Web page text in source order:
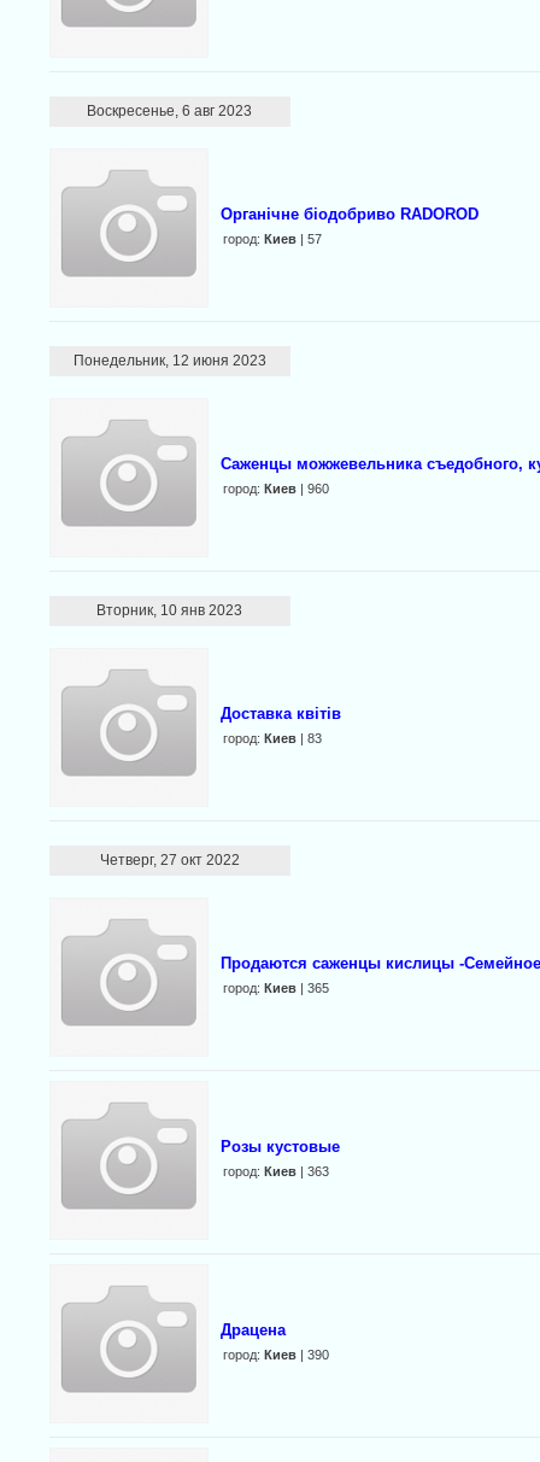
Воскресенье, 6 авг 2023
Органічне біодобриво RADOROD
город: Киев| 57
Понедельник, 12 июня 2023
Саженцы можжевельника съедобного,
город: Киев| 960
Вторник, 10 янв 2023
Доставка квітів
город: Киев| 83
Четверг, 27 окт 2022
Продаются саженцы кислицы -Семейное
город: Киев| 365
Розы кустовые
город: Киев| 363
Драцена
город: Киев| 390